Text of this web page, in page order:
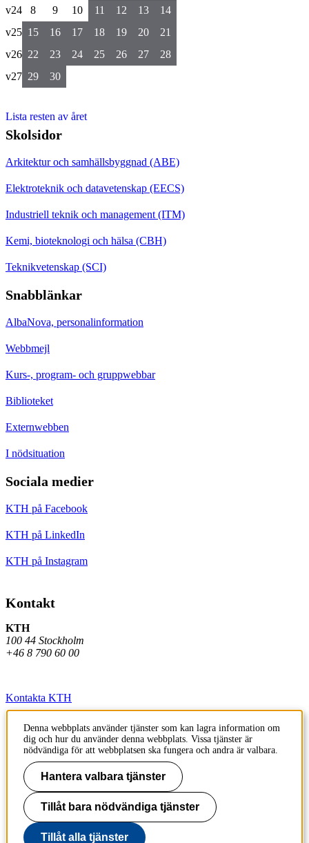
v24
8 9 10 11 12 13
14
v25 15 16 17 18 19 20
21
v26 22 23 24 25 26 27
28
v27 29 30
Lista resten av året
Skolsidor
Arkitektur och samhällsbyggnad (ABE)
Elektroteknik och datavetenskap (EECS)
Industriell teknik och management (ITM)
Kemi, bioteknologi och hälsa (CBH)
Teknikvetenskap (SCI)
Snabblänkar
AlbaNova, personalinformation
Webbmejl
Kurs-, program- och gruppwebbar
Biblioteket
Externwebben
I nödsituation
Sociala medier
KTH på Facebook
KTH på LinkedIn
KTH på Instagram
Kontakt
KTH
100 44 Stockholm
+46 8 790 60 00
Kontakta KTH
Jobba på KTH
Press och media
Faktura och betalning KTH
Om KTH:s webbplatser
Tillgänglighetsredogörelse
Denna webbplats använder tjänster som kan lagra information om
dig och hur du använder denna webbplats. Vissa tjänster är
nödvändiga för att webbplatsen ska fungera och andra är valbara.
Hantera valbara tjänster
Tillåt bara nödvändiga tjänster
Tillåt alla tjänster